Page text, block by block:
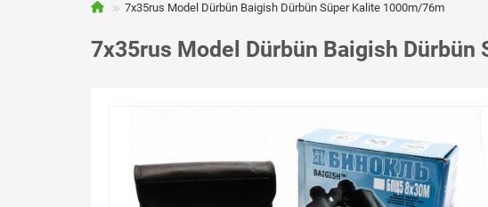
7x35rus Model Dürbün Baigish Dürbün Süper Kalite 1000m/76m
7x35rus Model Dürbün Baigish Dürbün